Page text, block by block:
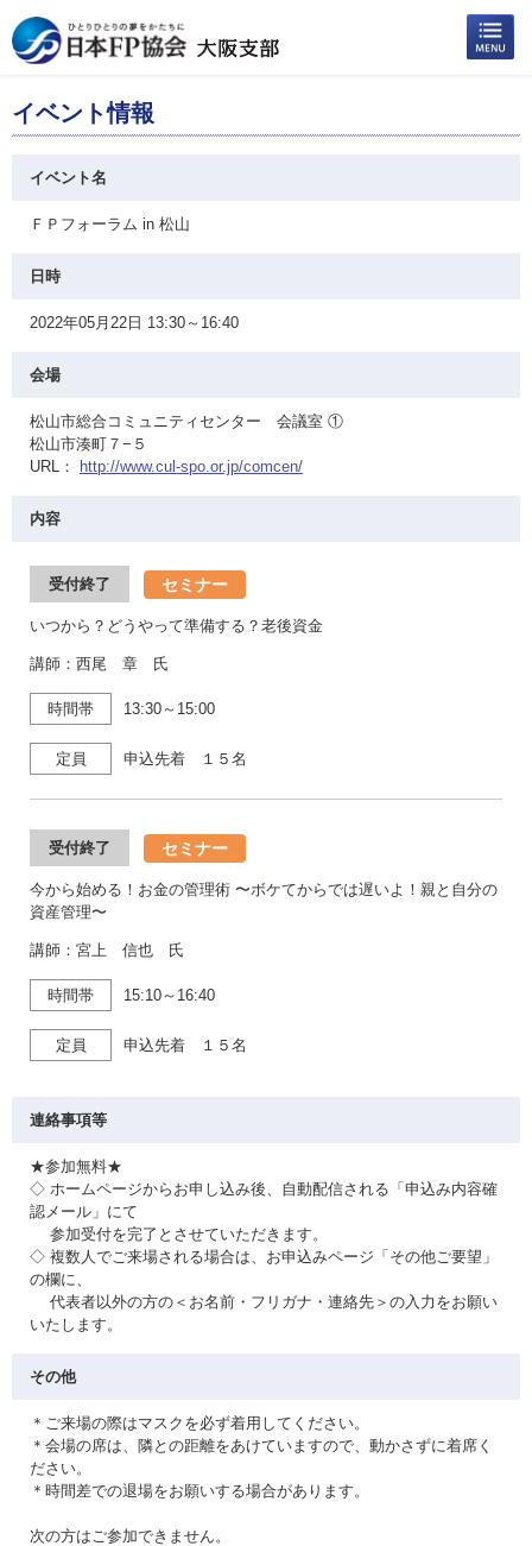
イベント情報
イベント名
ＦＰフォーラム in 松山
日時
2022年05月22日 13:30～16:40
会場
松山市総合コミュニティセンター 会議室 ①
松山市湊町７−５
URL：
http://www.cul-spo.or.jp/comcen/
内容
受付終了 セミナー
いつから？どうやって準備する？老後資金
講師：西尾 章 氏
時間帯 13:30～15:00
定員 申込先着 １５名
受付終了 セミナー
今から始める！お金の管理術 〜ボケてからでは遅いよ！親と自分の
資産管理〜
講師：宮上 信也 氏
時間帯 15:10～16:40
定員 申込先着 １５名
連絡事項等
★参加無料★
◇ ホームページからお申し込み後、自動配信される「申込み内容確
認メール」にて
参加受付を完了とさせていただきます。
◇ 複数人でご来場される場合は、お申込みページ「その他ご要望」
の欄に、
代表者以外の方の＜お名前・フリガナ・連絡先＞の入力をお願い
いたします。
その他
＊ご来場の際はマスクを必ず着用してください。
＊会場の席は、隣との距離をあけていますので、動かさずに着席く
ださい。
＊時間差での退場をお願いする場合があります。
次の方はご参加できません。